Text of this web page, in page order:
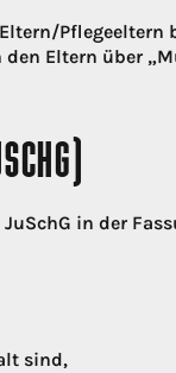
Pflegeeltern
Eltern über
in der
sind,